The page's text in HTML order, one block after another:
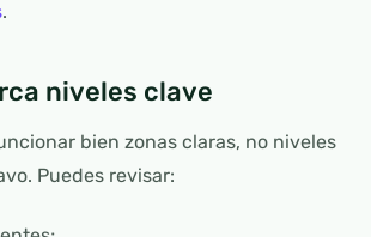
.
niveles clave
bien zonas claras, no niveles
Puedes revisar: